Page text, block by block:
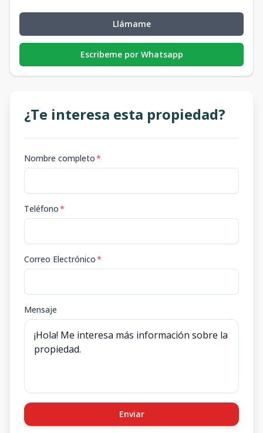
Llámame
Escribeme por Whatsapp
¿Te interesa esta propiedad?
Nombre completo*
Teléfono*
Correo Electrónico*
Mensaje
Enviar